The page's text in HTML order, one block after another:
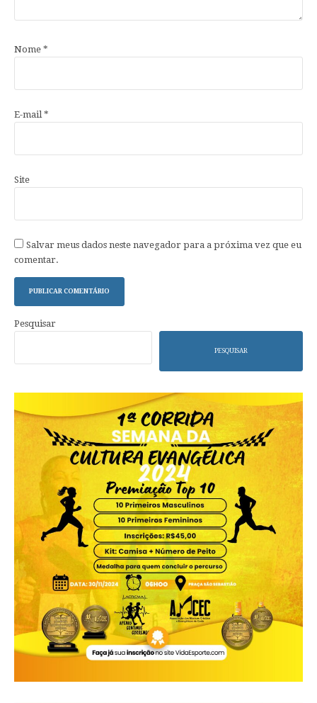
Nome *
E-mail*
Site
Salvar meus dados neste navegador para a próxima vez que eu
comentar.
Pesquisar
PESQUISAR